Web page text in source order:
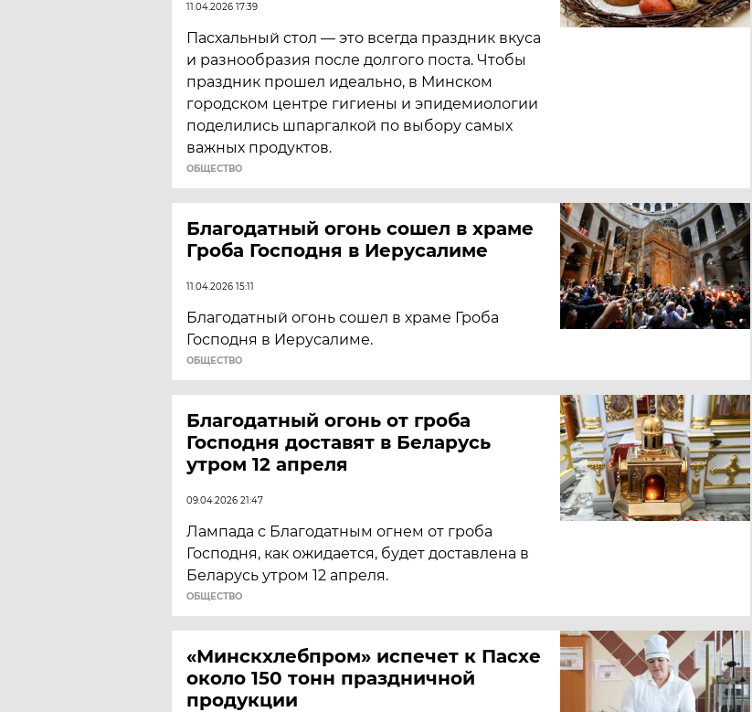
11.04.2026 17:39
​Пасхальный стол — это всегда праздник вкуса
и разнообразия после долгого поста. Чтобы
праздник прошел идеально, в Минском
городском центре гигиены и эпидемиологии
поделились шпаргалкой по выбору самых
важных продуктов.
ОБЩЕСТВО
Благодатный огонь сошел в храме
Гроба Господня в Иерусалиме
11.04.2026 15:11
Благодатный огонь сошел в храме Гроба
Господня в Иерусалиме.
ОБЩЕСТВО
Благодатный огонь от гроба
Господня доставят в Беларусь
утром 12 апреля
09.04.2026 21:47
Лампада с Благодатным огнем от гроба
Господня, как ожидается, будет доставлена в
Беларусь утром 12 апреля.
ОБЩЕСТВО
«Минскхлебпром» испечет к Пасхе
около 150 тонн праздничной
продукции